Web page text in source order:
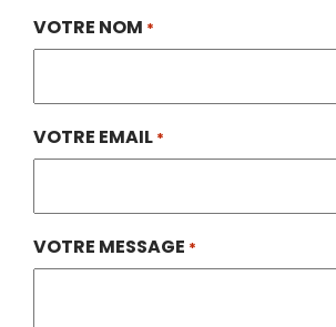
VOTRE NOM *
VOTRE EMAIL *
VOTRE MESSAGE *